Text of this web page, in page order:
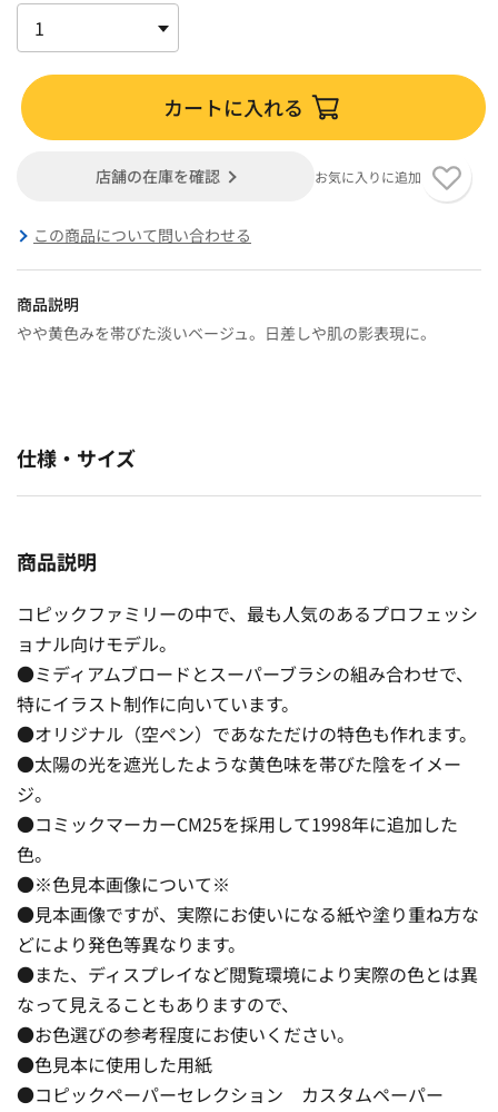
カートに入れる
店舗の在庫を確認 お気に入りに追加
この商品について問い合わせる
商品説明
やや黄色みを帯びた淡いベージュ。日差しや肌の影表現に。
仕様・サイズ
商品説明
コピックファミリーの中で、最も人気のあるプロフェッシ
ョナル向けモデル。
●ミディアムブロードとスーパーブラシの組み合わせで、
特にイラスト制作に向いています。
●オリジナル（空ペン）であなただけの特色も作れます。
●太陽の光を遮光したような黄色味を帯びた陰をイメー
ジ。
●コミックマーカーCM25を採用して1998年に追加した
色。
●※色見本画像について※
●見本画像ですが、実際にお使いになる紙や塗り重ね方な
どにより発色等異なります。
●また、ディスプレイなど閲覧環境により実際の色とは異
なって見えることもありますので、
●お色選びの参考程度にお使いください。
●色見本に使用した用紙
●コピックペーパーセレクション カスタムペーパー